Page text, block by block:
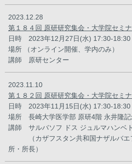
2023.12.28
第１８４回 原研研究集会・大学院セミ
日時 2023年12月27日(水) 17:30-18:30
場所 （オンライン開催、学内のみ）
講師 原研センター
2023.11.10
第１８２回 原研研究集会・大学院セミ
日時 2023年11月15日(水) 17:30-18:30
場所 長崎大学医学部 原研4階 永井隆記
講師 サルバソフ ドス ジュルマハンベ
（カザフスタン共和国ナザルバエ
所・所長）